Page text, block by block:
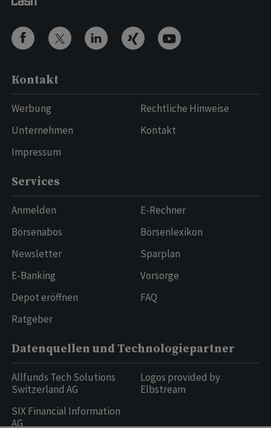
Kontakt
Werbung
Unternehmen
Impressum
Rechtliche Hinweise
Kontakt
Services
Anmelden
Börsenabos
Newsletter
E-Banking
Depot eröffnen
Ratgeber
E-Rechner
Börsenlexikon
Sparplan
Vorsorge
FAQ
Datenquellen und Technologiepartner
Allfunds Tech Solutions
Switzerland AG
SIX Financial Information
AG
Logos provided by
Elbstream